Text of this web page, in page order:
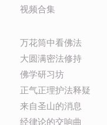
视频合集
万花筒中看佛法
大圆满密法修持
佛学研习坊
正气正理护法释疑
来自圣山的消息
经律论的交响曲